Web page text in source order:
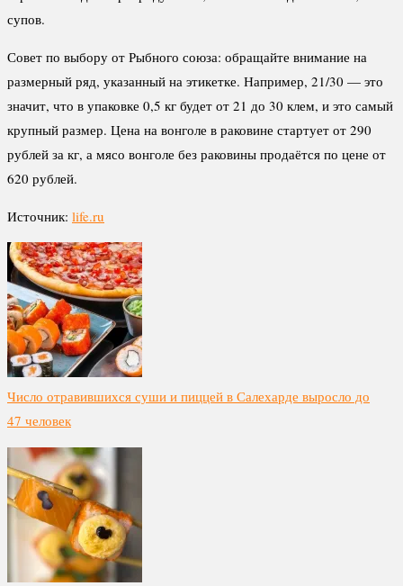
супов.
Совет по выбору от Рыбного союза: обращайте внимание на
размерный ряд, указанный на этикетке. Например, 21/30 — это
значит, что в упаковке 0,5 кг будет от 21 до 30 клем, и это самый
крупный размер. Цена на вонголе в раковине стартует от 290
рублей за кг, а мясо вонголе без раковины продаётся по цене от
620 рублей.
Источник: life.ru
Число отравившихся суши и пиццей в Салехарде выросло до
47 человек